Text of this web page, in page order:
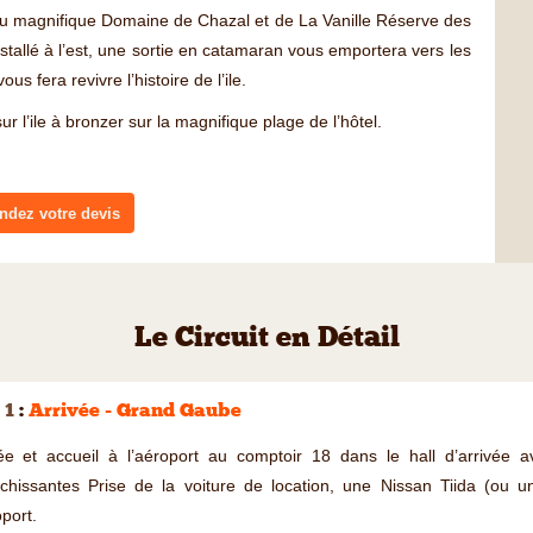
magnifique Domaine de Chazal et de La Vanille Réserve des
à l’est, une sortie en catamaran vous emportera vers les
fera revivre l’histoire de l’ile.
l’ile à bronzer sur la magnifique plage de l’hôtel.
votre devis
Le Circuit en Détail
1: Arrivée - Grand Gaube
et accueil à l’aéroport au comptoir 18 dans le hall d’arrivée
Prise de la voiture de location, une Nissan Tiida (ou